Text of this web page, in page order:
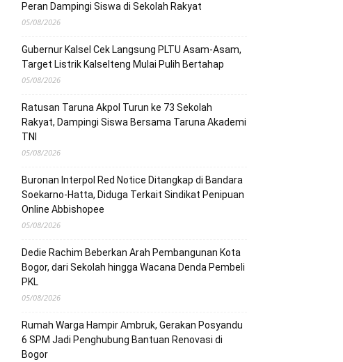
Peran Dampingi Siswa di Sekolah Rakyat
05/08/2026
Gubernur Kalsel Cek Langsung PLTU Asam-Asam,
Target Listrik Kalselteng Mulai Pulih Bertahap
05/08/2026
Ratusan Taruna Akpol Turun ke 73 Sekolah
Rakyat, Dampingi Siswa Bersama Taruna Akademi
TNI
05/08/2026
Buronan Interpol Red Notice Ditangkap di Bandara
Soekarno-Hatta, Diduga Terkait Sindikat Penipuan
Online Abbishopee
05/08/2026
Dedie Rachim Beberkan Arah Pembangunan Kota
Bogor, dari Sekolah hingga Wacana Denda Pembeli
PKL
05/08/2026
Rumah Warga Hampir Ambruk, Gerakan Posyandu
6 SPM Jadi Penghubung Bantuan Renovasi di
Bogor